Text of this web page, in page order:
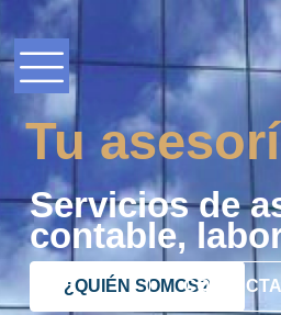
Tu
Servicios de
contable,
¿QUIÉN SOMOS?